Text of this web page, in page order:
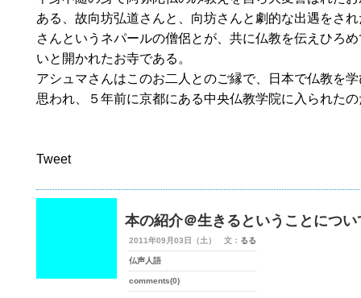
ある、故向坊弘道さんと、向坊さんと劇的な出遇をさ
さんというネパールの僧侶とが、共に仏教を伝えひろ
いと開かれたお寺である。
アシュマさんはこのお二人とのご縁で、日本で仏教を
思われ、５年前に京都にある中央仏教学院に入られた
Tweet
本の紹介＠生きるということについ
2011年09月03日（土） 文： るる
仏声人語
comments(0)